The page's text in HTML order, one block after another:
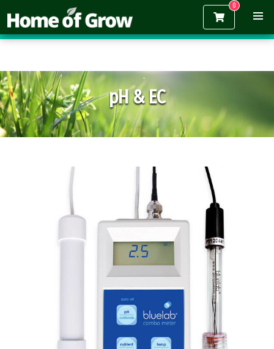
Gratis verzending vanaf €150,-
pH & EC